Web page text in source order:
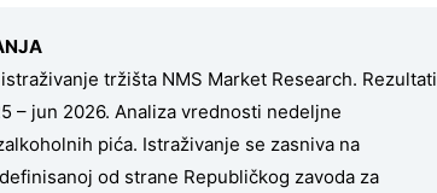
tržišta NMS Market Research. Rezultati
– jun 2026. Analiza vrednosti nedeljne
pića. Istraživanje se zasniva na
od strane Republičkog zavoda za